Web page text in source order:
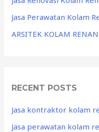
Jasa Perawatan Kolam
ARSITEK KOLAM
RECENT POSTS
Jasa kontraktor kolam
Jasa perawatan kolam